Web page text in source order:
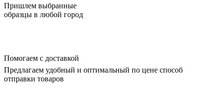
Пришлем выбранные
образцы в любой город
Помогаем с доставкой
Предлагаем удобный и оптимальный по цене способ
отправки товаров